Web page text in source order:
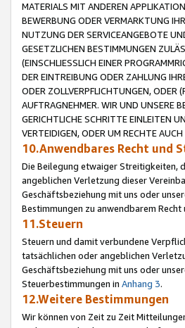
MATERIALS MIT ANDEREN
BEWERBUNG ODER VERMARKTUNG
NUTZUNG DER SERVICEANGEBOTE
GESETZLICHEN BESTIMMUNGEN
(EINSCHLIESSLICH EINER
DER EINTREIBUNG ODER ZAHLUNG
ODER ZOLLVERPFLICHTUNGEN, ODER
AUFTRAGNEHMER. WIR UND UNSERE
GERICHTLICHE SCHRITTE EINLEITEN
VERTEIDIGEN, ODER UM RECHTE
10.Anwendbares Recht und
Die Beilegung etwaiger Streitigkeiten,
angeblichen Verletzung dieser
Geschäftsbeziehung mit uns oder
Bestimmungen zu anwendbarem
11.Steuern
Steuern und damit verbundene
tatsächlichen oder angeblichen
Geschäftsbeziehung mit uns oder
Steuerbestimmungen in Anhang 3.
12.Weitere Bestimmungen
Wir können von Zeit zu Zeit